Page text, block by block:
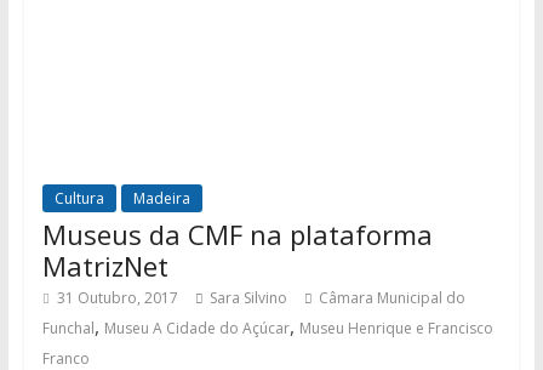
Cultura Madeira
Museus da CMF na plataforma
MatrizNet
31 Outubro, 2017 Sara Silvino
Câmara Municipal do
Funchal, Museu A Cidade do Açúcar, Museu Henrique e Francisco
Franco